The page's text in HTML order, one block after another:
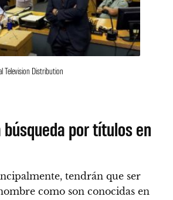
Television Distribution
búsqueda por títulos en
tendrán que ser
como son conocidas en